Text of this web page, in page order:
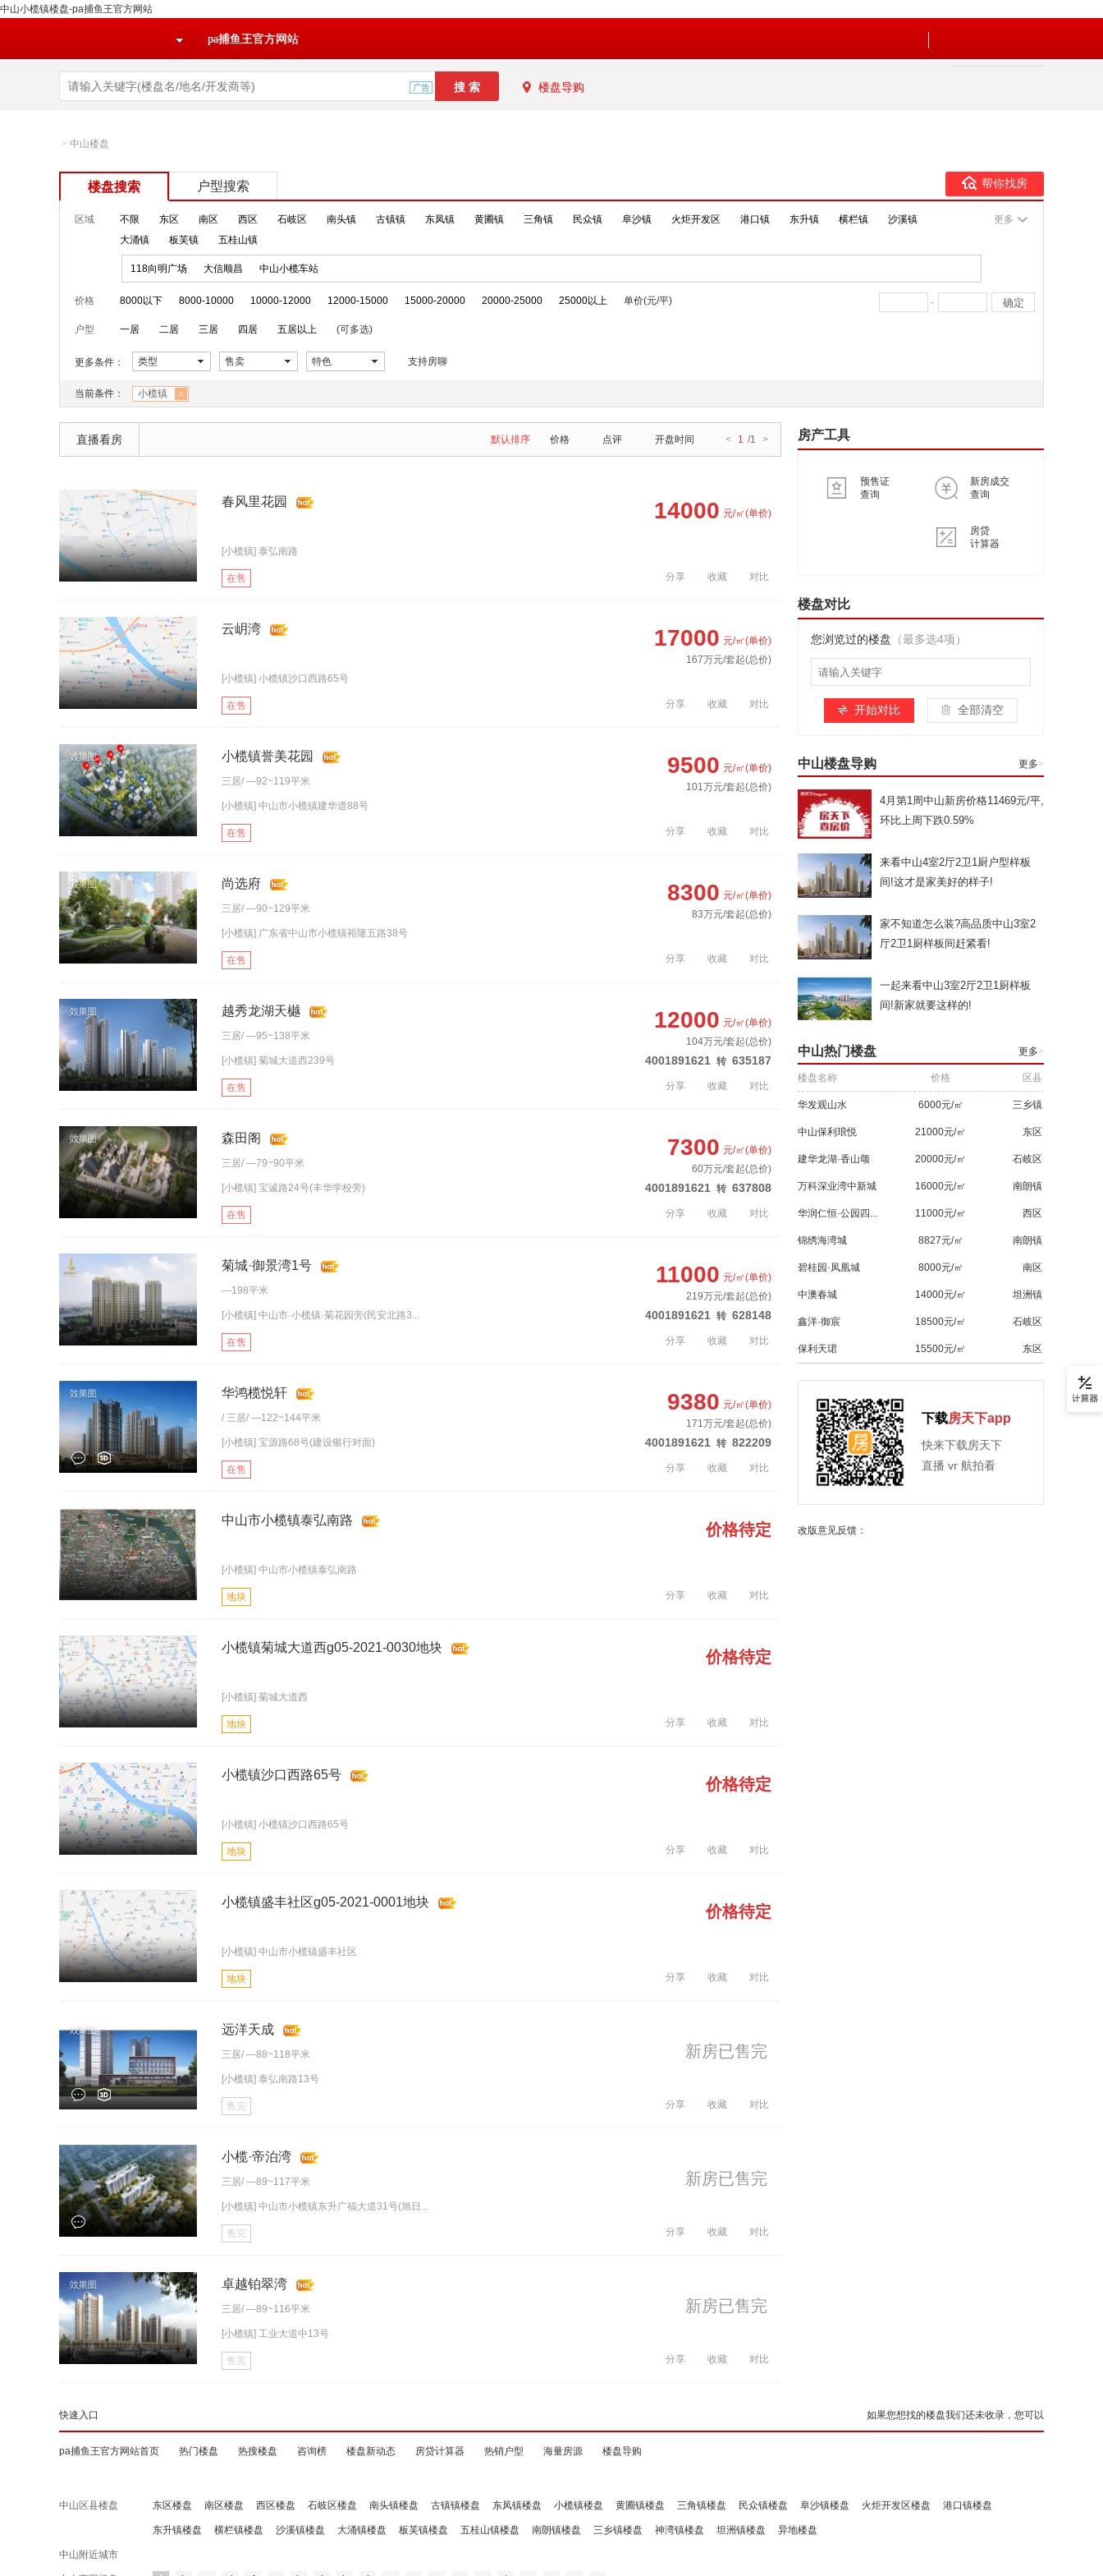
中山小榄镇楼盘-pa捕鱼王官方网站
pa捕鱼王官方网站
楼盘导购
> 中山楼盘
楼盘搜索 户型搜索 帮你找房
区域 不限 东区 南区 西区 石岐区 南头镇 古镇镇 东凤镇 黄圃镇 三角镇 民众镇 阜沙镇 火炬开发区 港口镇 东升镇 横栏镇
沙溪镇
大涌镇
板芙镇 五桂山镇
更多
118向明广场 大信顺昌 中山小榄车站
价格 8000以下 8000-10000 10000-12000 12000-15000 15000-20000 20000-25000 25000以上 单价(元/平) -
户型 一居 二居 三居 四居 五居以上 (可多选)
更多条件： 类型 售卖 特色 支持房聊
当前条件： 小榄镇
直播看房 默认排序 价格 点评 开盘时间 < 1 /1 >
春风里花园
[小榄镇] 泰弘南路
在售
14000 元/㎡(单价)
分享 收藏 对比
云岄湾
[小榄镇] 小榄镇沙口西路65号
在售
17000 元/㎡(单价)
167万元/套起(总价)
分享 收藏 对比
小榄镇誉美花园
三居/ —92~119平米
[小榄镇] 中山市小榄镇建华道88号
在售
9500 元/㎡(单价)
101万元/套起(总价)
分享 收藏 对比
尚选府
三居/ —90~129平米
[小榄镇] 广东省中山市小榄镇裕隆五路38号
在售
8300 元/㎡(单价)
83万元/套起(总价)
分享 收藏 对比
越秀龙湖天樾
三居/ —95~138平米
[小榄镇] 菊城大道西239号 4001891621 转 635187
在售
12000 元/㎡(单价)
104万元/套起(总价)
分享 收藏 对比
森田阁
三居/ —79~90平米
[小榄镇] 宝诚路24号(丰华学校旁) 4001891621 转 637808
在售
7300 元/㎡(单价)
60万元/套起(总价)
分享 收藏 对比
菊城·御景湾1号
—198平米
[小榄镇] 中山市·小榄镇·菊花园旁(民安北路3... 4001891621 转 628148
在售
11000 元/㎡(单价)
219万元/套起(总价)
分享 收藏 对比
华鸿榄悦轩
/ 三居/ —122~144平米
[小榄镇] 宝源路68号(建设银行对面) 4001891621 转 822209
在售
9380 元/㎡(单价)
171万元/套起(总价)
分享 收藏 对比
中山市小榄镇泰弘南路
[小榄镇] 中山市小榄镇泰弘南路
地块
价格待定
分享 收藏 对比
小榄镇菊城大道西g05-2021-0030地块
[小榄镇] 菊城大道西
地块
价格待定
分享 收藏 对比
小榄镇沙口西路65号
[小榄镇] 小榄镇沙口西路65号
地块
价格待定
分享 收藏 对比
小榄镇盛丰社区g05-2021-0001地块
[小榄镇] 中山市小榄镇盛丰社区
地块
价格待定
分享 收藏 对比
远洋天成
三居/ —88~118平米
[小榄镇] 泰弘南路13号
售完
新房已售完
分享 收藏 对比
小榄·帝泊湾
三居/ —89~117平米
[小榄镇] 中山市小榄镇东升广福大道31号(旭日...
售完
新房已售完
分享 收藏 对比
卓越铂翠湾
三居/ —89~116平米
[小榄镇] 工业大道中13号
售完
新房已售完
分享 收藏 对比
房产工具
预售证
查询
新房成交
查询
房贷
计算器
楼盘对比
您浏览过的楼盘 （最多选4项）
开始对比 全部清空
中山楼盘导购 更多>
4月第1周中山新房价格11469元/平,
环比上周下跌0.59%
来看中山4室2厅2卫1厨户型样板
间!这才是家美好的样子!
家不知道怎么装?高品质中山3室2
厅2卫1厨样板间赶紧看!
一起来看中山3室2厅2卫1厨样板
间!新家就要这样的!
中山热门楼盘 更多>
楼盘名称 价格 区县
华发观山水 6000元/㎡ 三乡镇
中山保利琅悦 21000元/㎡ 东区
建华龙湖·香山颂 20000元/㎡ 石岐区
万科深业湾中新城 16000元/㎡ 南朗镇
华润仁恒·公园四... 11000元/㎡ 西区
锦绣海湾城 8827元/㎡ 南朗镇
碧桂园·凤凰城 8000元/㎡ 南区
中澳春城 14000元/㎡ 坦洲镇
鑫洋·御宸 18500元/㎡ 石岐区
保利天珺 15500元/㎡ 东区
下载房天下app
快来下载房天下
直播 vr 航拍看
改版意见反馈：
如果您想找的楼盘我们还未收录，您可以
快速入口
pa捕鱼王官方网站首页 热门楼盘 热搜楼盘 咨询榜 楼盘新动态 房贷计算器 热销户型 海量房源 楼盘导购
中山区县楼盘 东区楼盘 南区楼盘 西区楼盘 石岐区楼盘 南头镇楼盘 古镇镇楼盘 东凤镇楼盘 小榄镇楼盘 黄圃镇楼盘 三角镇楼盘 民众镇楼盘 阜沙镇楼盘 火炬开发区楼盘 港口镇楼盘
东升镇楼盘 横栏镇楼盘 沙溪镇楼盘 大涌镇楼盘 板芙镇楼盘 五桂山镇楼盘 南朗镇楼盘 三乡镇楼盘 神湾镇楼盘 坦洲镇楼盘 异地楼盘
中山附近城市